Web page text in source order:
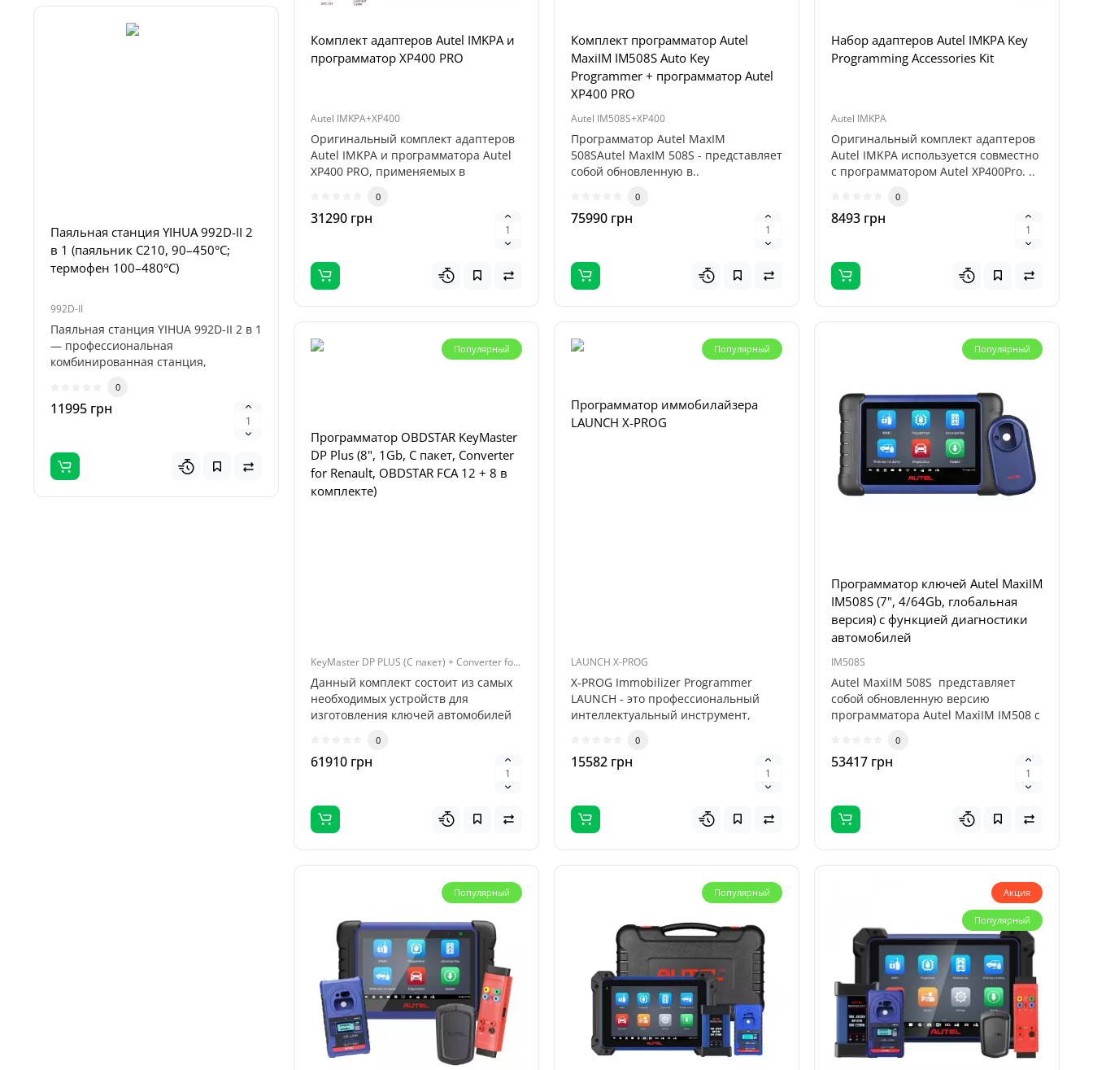
Паяльная станция YIHUA 992D-II 2
в 1 (паяльник C210, 90–450°C;
термофен 100–480°C)
992D-II
Паяльная станция YIHUA 992D-II 2 в 1
— профессиональная
комбинированная станция,
0
11995 грн
Лабораторный блок питания
FNIRSI DPS-150 Plus (1CH, 30V, 5A)
высокопроизводительный источник
питания постоянного тока, который
Активация подписки Diagzone Pro
для EasyDiag 2.0, 3.0, DBScar на 1
год (Легковые + Электромобили)
для EasyDiag 2.0, EasyDiag 3.0, DBScar
и Golo CarCare предоставляет ..
3800 грн
Комплект адаптеров Autel IMKPA и
программатор XP400 PRO
Autel IMKPA+XP400
Оригинальный комплект адаптеров
Autel IMKPA и программатора Autel
XP400 PRO, применяемых в
0
31290 грн
Комплект программатор Autel
MaxiIM IM508S Auto Key
Programmer + программатор Autel
XP400 PRO
Autel IM508S+XP400
Программатор Autel MaxIM
508SAutel MaxIM 508S - представляет
собой обновленную в..
0
75990 грн
Набор адаптеров Autel IMKPA Key
Programming Accessories Kit
Autel IMKPA
Оригинальный комплект адаптеров
Autel IMKPA используется совместно
с программатором Autel XP400Pro. ..
0
8493 грн
Популярный
Программатор OBDSTAR KeyMaster
DP Plus (8", 1Gb, С пакет, Converter
for Renault, OBDSTAR FCA 12 + 8 в
комплекте)
KeyMaster DP PLUS (C пакет) + Converter for Renault + FCA 12 + 8
Данный комплект состоит из самых
необходимых устройств для
изготовления ключей автомобилей
0
61910 грн
Популярный
Программатор иммобилайзера
LAUNCH X-PROG
LAUNCH X-PROG
X-PROG Immobilizer Programmer
LAUNCH - это профессиональный
интеллектуальный инструмент,
0
15582 грн
Популярный
Программатор ключей Autel MaxiIM
IM508S (7", 4/64Gb, глобальная
версия) с функцией диагностики
автомобилей
IM508S
Autel MaxiIM 508S представляет
собой обновленную версию
программатора Autel MaxiIM IM508 с
0
53417 грн
Популярный Популярный Акция
Популярный